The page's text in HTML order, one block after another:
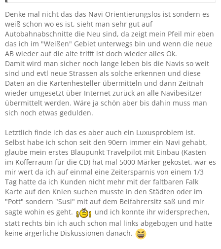
Denke mal nicht das das Navi Orientierungslos ist sondern es
weiß schon wo es ist, sieht man sehr gut auf
Autobahnabschnitte die Neu sind, da zeigt mein Pfeil mir eben
das ich im "Weißen" Gebiet unterwegs bin und wenn die neue
AB wieder auf die alte trifft ist doch wieder alles Ok.
Damit wird man sicher noch lange leben bis die Navis so weit
sind und evtl neue Strassen als solche erkennen und diese
Daten an die Kartenhesteller übermitteln und dann Zeitnah
wieder umgesetzt über Internet zurück an alle Navibesitzer
übermittelt werden. Wäre ja schön aber bis dahin muss man
sich noch etwas gedulden.
Letztlich finde ich das es aber auch ein Luxusproblem ist.
Selbst habe ich schon seit den 90ern immer ein Navi gehabt,
glaube mein erstes Blaupunkt Travelpilot mit Einbau (Kasten
im Kofferraum für die CD) hat mal 5000 Märker gekostet, war es
mir wert da ich auf einmal eine Zeitersparnis von einem 1/3
Tag hatte da ich Kunden nicht mehr mit der faltbaren Falk
Karte auf den Knien suchen musste in den Städten oder im
"Pott" sondern "Susi" mit auf dem Beifahrersitz saß und mir
sagte wohin es geht.
und ich konnte ihr widersprechen,
statt rechts bin ich auch schon mal links abgebogen und hatte
keine ärgerliche Diskussionen danach.